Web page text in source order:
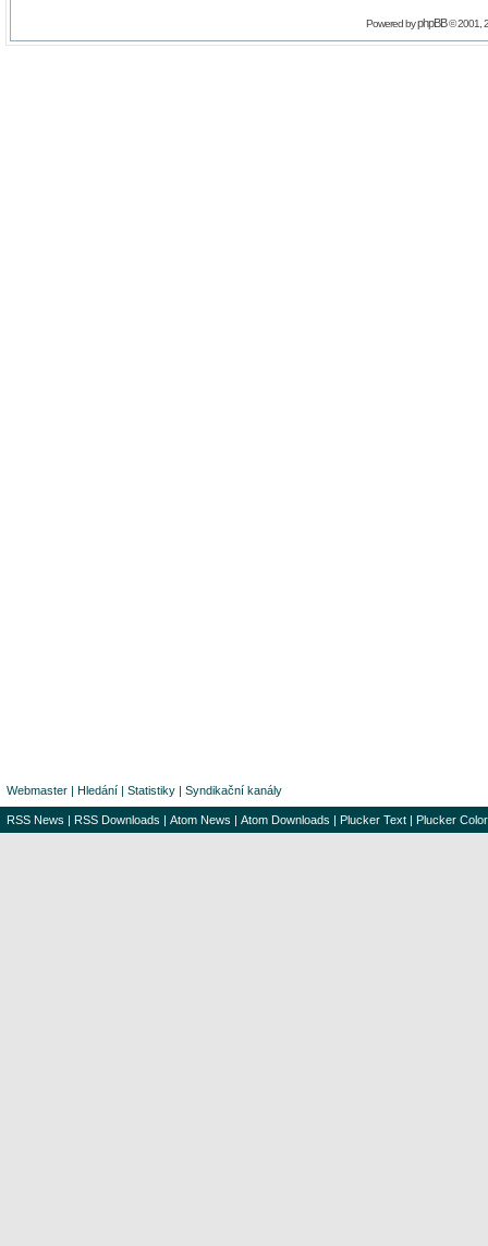
Powered byphpBB© 2001,
Webmaster | Hledání | Statistiky | Syndikační kanály
RSS News | RSS Downloads | Atom News | Atom Downloads | Plucker Text | Plucker Color